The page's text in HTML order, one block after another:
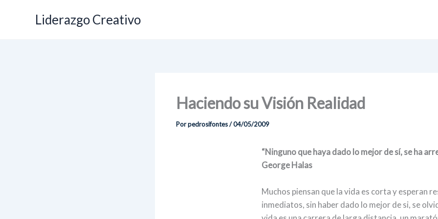
Liderazgo Creativo
Haciendo su Visión Realidad
Porpedrosifontes/04/05/2009
“Ninguno que haya dado lo mejor de sí, se ha
George Halas
Muchos piensan que la vida es corta y esperan
inmediatos, sin haber dado lo mejor de si, se